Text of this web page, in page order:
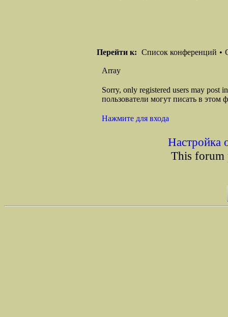
Перейти к: Список конференций •
Array
Sorry, only registered users may post
пользователи могут писать в этом
Нажмите для входа
Настройка
This